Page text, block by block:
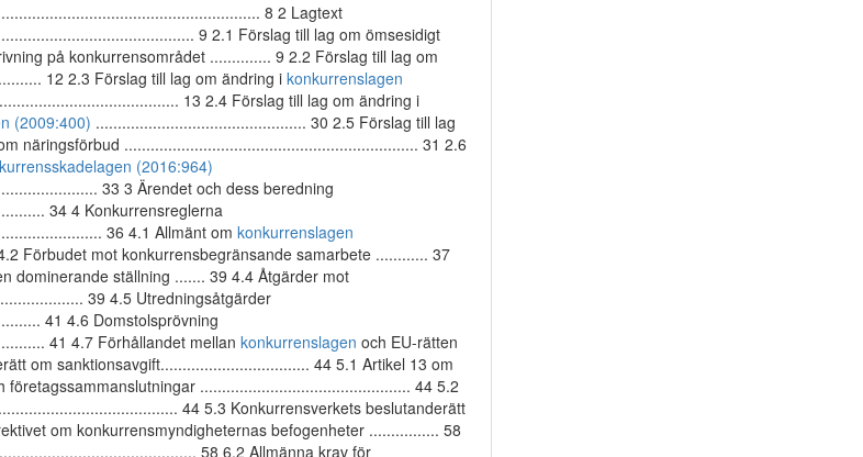
8 2 Lagtext
9 2.1 Förslag till lag om ömsesidigt
på konkurrensområdet .............. 9 2.2 Förslag till lag om
12 2.3 Förslag till lag om ändring i konkurrenslagen
13 2.4 Förslag till lag om ändring i
(2009:400) ................................................ 30 2.5 Förslag till lag
näringsförbud ................................................................... 31 2.6
(2016:964)
33 3 Ärendet och dess beredning
34 4 Konkurrensreglerna
36 4.1 Allmänt om konkurrenslagen
Förbudet mot konkurrensbegränsande samarbete ............ 37
dominerande ställning ....... 39 4.4 Åtgärder mot
39 4.5 Utredningsåtgärder
41 4.6 Domstolsprövning
41 4.7 Förhållandet mellan konkurrenslagen och EU-rätten
om sanktionsavgift.................................. 44 5.1 Artikel 13 om
företagssammanslutningar ................................................ 44 5.2
44 5.3 Konkurrensverkets beslutanderätt
om konkurrensmyndigheternas befogenheter ................ 58
58 6.2 Allmänna krav för